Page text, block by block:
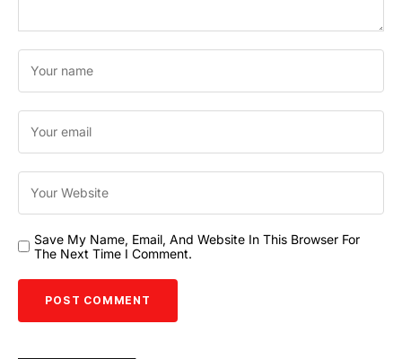
Save My Name, Email, And Website In This Browser For
The Next Time I Comment.